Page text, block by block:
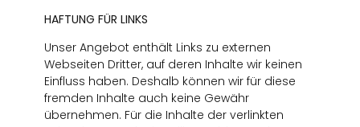
HAFTUNG FÜR LINKS
Unser Angebot enthält Links zu externen
Webseiten Dritter, auf deren Inhalte wir keinen
Einfluss haben. Deshalb können wir für diese
fremden Inhalte auch keine Gewähr
übernehmen. Für die Inhalte der verlinkten